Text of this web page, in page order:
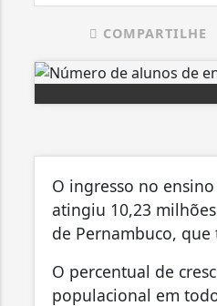
COMPARTILHE
O ingresso no
atingiu 10,23
de Pernambuco,
O percentual de
populacional em